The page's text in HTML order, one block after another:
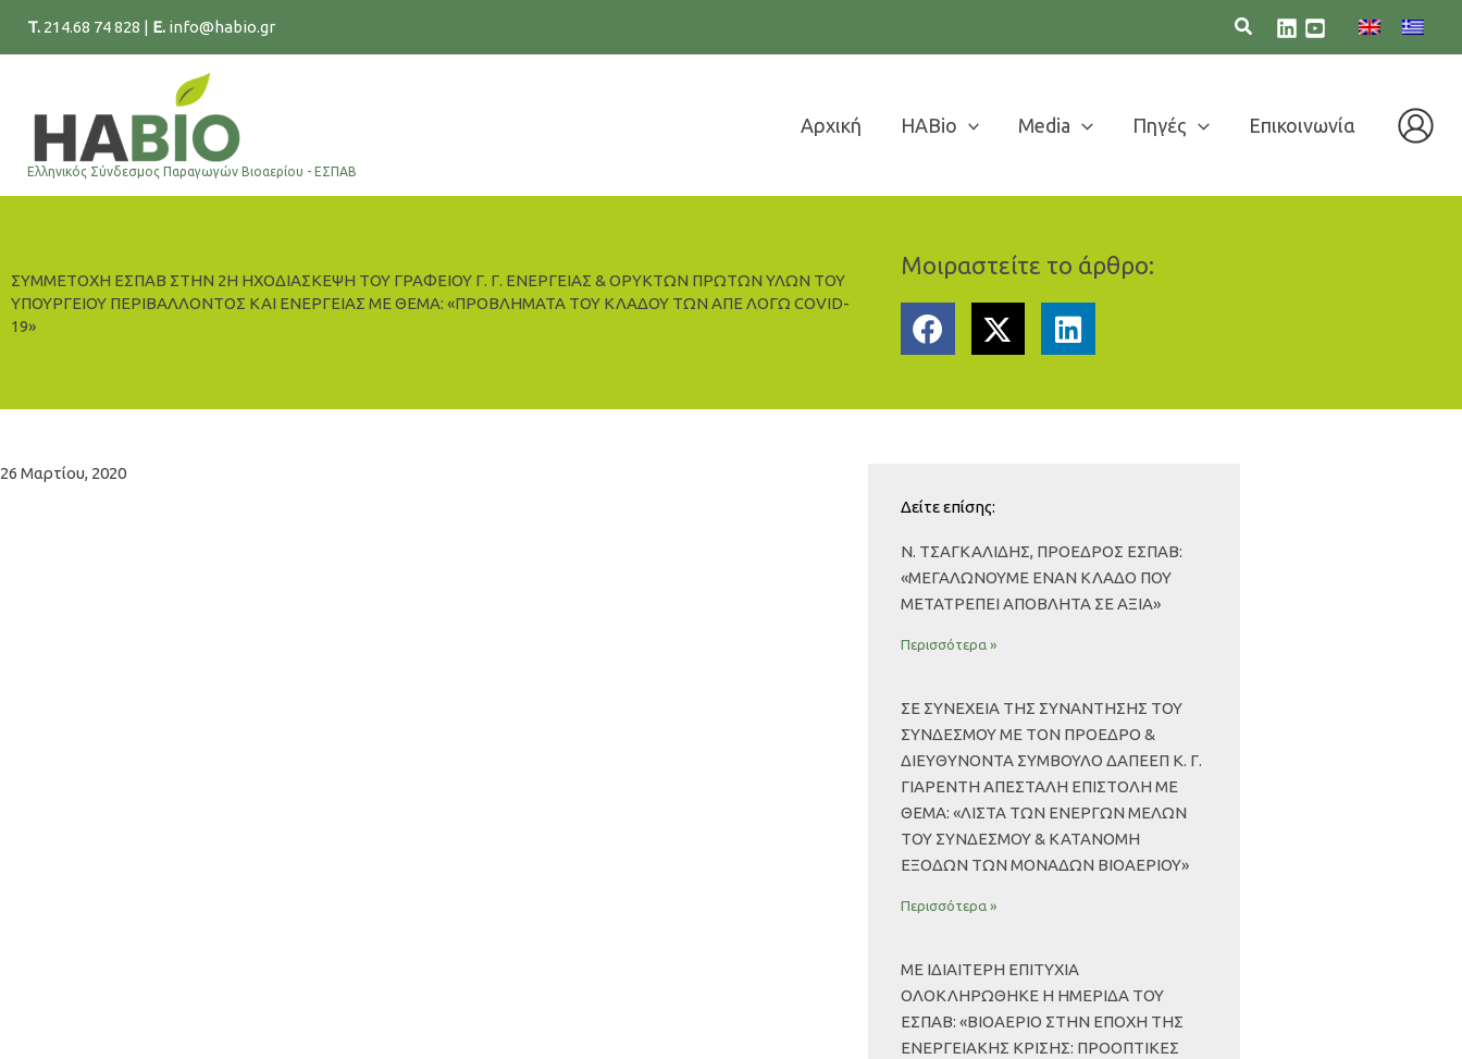
T. 214.68 74 828 | E. info@habio.gr
Ελληνικός Σύνδεσμος Παραγωγών Βιοαερίου - ΕΣΠΑΒ
Αρχική HABio Media Πηγές Επικοινωνία
ΣΥΜΜΕΤΟΧΗ ΕΣΠΑΒ ΣΤΗΝ 2Η ΗΧΟΔΙΑΣΚΕΨΗ ΤΟΥ ΓΡΑΦΕΙΟΥ Γ. Γ. ΕΝΕΡΓΕΙΑΣ & ΟΡΥΚΤΩΝ ΠΡΩΤΩΝ ΥΛΩΝ ΤΟΥ
ΥΠΟΥΡΓΕΙΟΥ ΠΕΡΙΒΑΛΛΟΝΤΟΣ ΚΑΙ ΕΝΕΡΓΕΙΑΣ ΜΕ ΘΕΜΑ: «ΠΡΟΒΛΗΜΑΤΑ ΤΟΥ ΚΛΑΔΟΥ ΤΩΝ ΑΠΕ ΛΟΓΩ COVID-
19»
Μοιραστείτε το άρθρο:
26 Μαρτίου, 2020
Δείτε επίσης:
Ν. ΤΣΑΓΚΑΛΊΔΗΣ, ΠΡΌΕΔΡΟΣ ΕΣΠΑΒ:
«ΜΕΓΑΛΏΝΟΥΜΕ ΈΝΑΝ ΚΛΆΔΟ ΠΟΥ
ΜΕΤΑΤΡΈΠΕΙ ΑΠΌΒΛΗΤΑ ΣΕ ΑΞΊΑ»
Περισσότερα »
ΣΕ ΣΥΝΕΧΕΙΑ ΤΗΣ ΣΥΝΑΝΤΗΣΗΣ ΤΟΥ
ΣΥΝΔΕΣΜΟΥ ΜΕ ΤΟΝ ΠΡΟΕΔΡΟ &
ΔΙΕΥΘΥΝΟΝΤΑ ΣΥΜΒΟΥΛΟ ΔΑΠΕΕΠ Κ. Γ.
ΓΙΑΡΕΝΤΗ ΑΠΕΣΤΑΛΗ ΕΠΙΣΤΟΛΗ ΜΕ
ΘΕΜΑ: «ΛΙΣΤΑ ΤΩΝ ΕΝΕΡΓΩΝ ΜΕΛΩΝ
ΤΟΥ ΣΥΝΔΕΣΜΟΥ & ΚΑΤΑΝΟΜΗ
ΕΞΟΔΩΝ ΤΩΝ ΜΟΝΑΔΩΝ ΒΙΟΑΕΡΙΟΥ»
Περισσότερα »
ΜΕ ΙΔΙΑΊΤΕΡΗ ΕΠΙΤΥΧΊΑ
ΟΛΟΚΛΗΡΏΘΗΚΕ Η ΗΜΕΡΊΔΑ ΤΟΥ
ΕΣΠΑΒ: «ΒΙΟΑΈΡΙΟ ΣΤΗΝ ΕΠΟΧΉ ΤΗΣ
ΕΝΕΡΓΕΙΑΚΉΣ ΚΡΊΣΗΣ: ΠΡΟΟΠΤΙΚΈΣ